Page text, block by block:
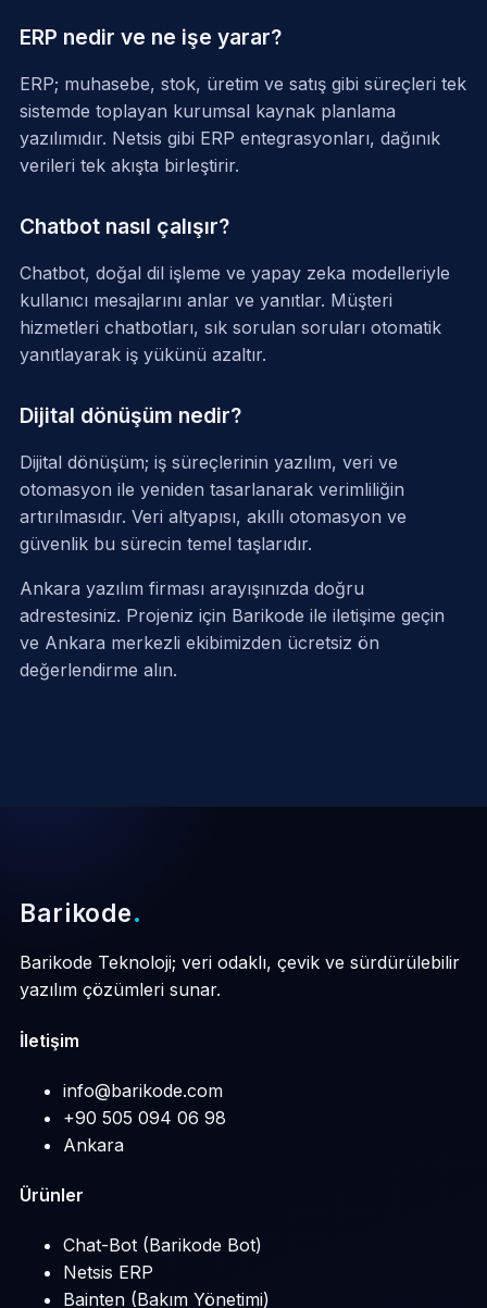
ERP nedir ve ne işe yarar?
ERP; muhasebe, stok, üretim ve satış gibi süreçleri tek
sistemde toplayan kurumsal kaynak planlama
yazılımıdır. Netsis gibi ERP entegrasyonları, dağınık
verileri tek akışta birleştirir.
Chatbot nasıl çalışır?
Chatbot, doğal dil işleme ve yapay zeka modelleriyle
kullanıcı mesajlarını anlar ve yanıtlar. Müşteri
hizmetleri chatbotları, sık sorulan soruları otomatik
yanıtlayarak iş yükünü azaltır.
Dijital dönüşüm nedir?
Dijital dönüşüm; iş süreçlerinin yazılım, veri ve
otomasyon ile yeniden tasarlanarak verimliliğin
artırılmasıdır. Veri altyapısı, akıllı otomasyon ve
güvenlik bu sürecin temel taşlarıdır.
Ankara yazılım firması arayışınızda doğru
adrestesiniz. Projeniz için Barikode ile iletişime geçin
ve Ankara merkezli ekibimizden ücretsiz ön
değerlendirme alın.
Barikode.
Barikode Teknoloji; veri odaklı, çevik ve sürdürülebilir
yazılım çözümleri sunar.
İletişim
info@barikode.com
+90 505 094 06 98
Ankara
Ürünler
Chat-Bot (Barikode Bot)
Netsis ERP
Bainten (Bakım Yönetimi)